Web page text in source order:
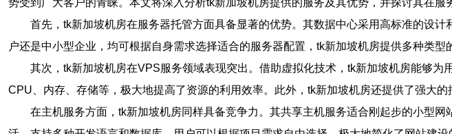
势受到广大客户的青睐。本文将深入分析tk新加坡机房提供的服务及其优势，并探讨其在服
首先，tk新加坡机房在服务器托管方面具备显著的优势。其数据中心采用高标准的设
户还是中小型企业，均可根据自身需求选择适合的服务器配置，tk新加坡机房提供多种类
其次，tk新加坡机房在VPS服务领域表现突出。借助虚拟化技术，tk新加坡机房能够
CPU、内存、存储等，极大地提高了资源的利用效率。此外，tk新加坡机房还提供了强大
在主机服务方面，tk新加坡机房同样具备竞争力。其共享主机服务适合刚起步的小型